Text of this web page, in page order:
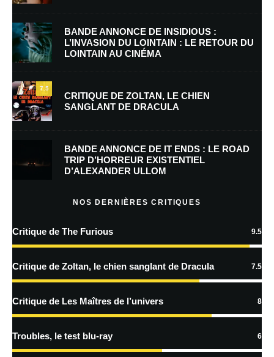
Nom*
E-mail* Site web
Enregistrer mon nom, mon e-mail et mon site dans le navigateur pour
mon prochain commentaire.
Prévenez-moi de tous les nouveaux commentaires par e-mail.
En savoir
traitées
BANDE ANNONCE DE INSIDIOUS :
L’INVASION DU LOINTAIN : LE RETOUR DU
LOINTAIN AU CINÉMA
7.5
CRITIQUE DE ZOLTAN, LE CHIEN
SANGLANT DE DRACULA
BANDE ANNONCE DE IT ENDS : LE ROAD
TRIP D’HORREUR EXISTENTIEL
D’ALEXANDER ULLOM
NOS DERNIÈRES CRITIQUES
Critique de The Furious 9.5
Critique de Zoltan, le chien sanglant de Dracula 7.5
Critique de Les Maîtres de l’univers 8
Troubles, le test blu-ray 6